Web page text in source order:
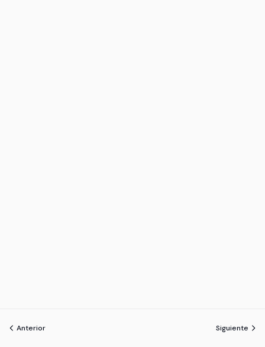
Anterior Siguiente